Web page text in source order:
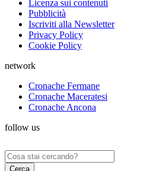
Licenza sui contenuti
Pubblicità
Iscriviti alla Newsletter
Privacy Policy
Cookie Policy
network
Cronache Fermane
Cronache Maceratesi
Cronache Ancona
follow us
Ricerca
per: